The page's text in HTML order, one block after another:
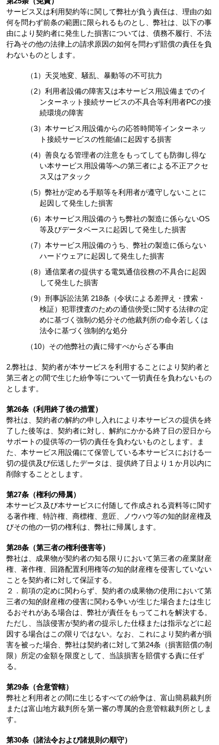
サービス又は利用契約等に関して弊社が負う責任は、理由の如
何を問わず前条の範囲に限られるものとし、弊社は、以下の事
由により契約者に発生した損害については、債務不履行、不法
行為その他の法律上の請求原因の如何を問わず賠償の責任を負
わないものとします。
（1）天災地変、騒乱、暴動等の不可抗力
（2）利用者設備の障害又は本サービス用設備までのイ
ンターネット接続サービスの不具合等利用者PCの接
続環境の障害
（3）本サービス用設備からの応答時間等インターネッ
ト接続サービスの性能値に起因する損害
（4）善良なる管理者の注意をもってしても防御し得な
い本サービス用設備等への第三者による不正アクセ
ス又はアタック
（5）弊社が定める手順等を利用者が遵守しないことに
起因して発生した損害
（6）本サービス用設備のうち弊社の製造に係らないOS
等及びデータベースに起因して発生した損害
（7）本サービス用設備のうち、弊社の製造に係らない
ハードウェアに起因して発生した損害
（8）通信業者の提供する電気通信役務の不具合に起因
して発生した損害
（9）刑事訴訟法第 218条（令状による差押え・捜索・
検証）犯罪捜査のための通信傍受に関する法律の定
めに基づく強制の処分その他裁判所の命令若しくは
法令に基づく強制的な処分
（10）その他弊社の責に帰すべからざる事由
2.弊社は、契約者が本サービスを利用することにより契約者と
第三者との間で生じた紛争等について一切責任を負わないもの
とします。
第26条（利用終了後の措置）
弊社は、契約者の解約の申し入れにより本サービスの提供を終
了した後等は、契約者に対し、解約にかかる終了日の翌日から
サポートの提供等の一切の責任を負わないものとします。ま
た、本サービス用設備にて保管している本サービスにおける一
切の提供及び伝送したデータは、提供終了日より１か月以内に
削除することとします。
第27条（権利の帰属）
本サービス及び本サービスに付随して作成される資料等に関す
る著作権、特許権、商標権、意匠、ノウハウ等の知的財産権及
びその他の一切の権利は、弊社に帰属します。
第28条（第三者の権利侵害等）
弊社は、成果物が契約者の知る限りにおいて第三者の産業財産
権、著作権、回路配置利用権等の知的財産権を侵害していない
ことを契約者に対して保証する。
２．前項の定めに関わらず、契約者の成果物の使用において第
三者の知的財産権の侵害に関わる争いが生じた場合または生じ
るおそれがある場合は、弊社が責任をもってこれを解決する。
ただし、当該侵害が契約者の提示した仕様または指示などに起
因する場合はこの限りではない。なお、これにより契約者が損
害を被った場合、弊社は契約者に対して第24条（損害賠償の制
限）所定の金額を限度として、当該損害を賠償する責に任ず
る。
第29条（合意管轄）
弊社と利用者との間に生じるすべての紛争は、富山簡易裁判所
または富山地方裁判所を第一審の専属的合意管轄裁判所としま
す。
第30条（諸法令および諸規則の順守）